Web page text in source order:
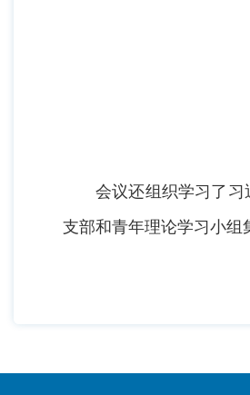
会议还组织学习了
支部和青年理论学习小组